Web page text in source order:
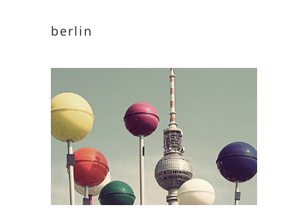
berlin